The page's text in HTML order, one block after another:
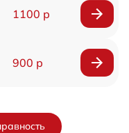
1100 р
900 р